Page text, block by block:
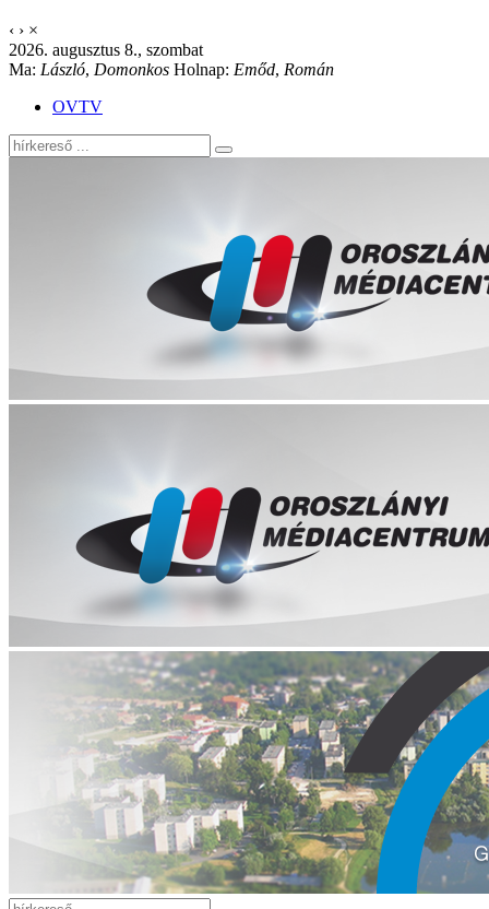
‹ › ×
2026. augusztus 8., szombat
Ma: László, Domonkos Holnap: Emőd, Román
OVTV